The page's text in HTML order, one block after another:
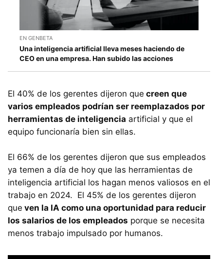
EN GENBETA
Una inteligencia artificial lleva meses haciendo de
CEO en una empresa. Han subido las acciones
El 40% de los gerentes dijeron que creen que
varios empleados podrían ser reemplazados por
herramientas de inteligencia artificial y que el
equipo funcionaría bien sin ellas.
El 66% de los gerentes dijeron que sus empleados
ya temen a día de hoy que las herramientas de
inteligencia artificial los hagan menos valiosos en el
trabajo en 2024. El 45% de los gerentes dijeron
que ven la IA como una oportunidad para reducir
los salarios de los empleados porque se necesita
menos trabajo impulsado por humanos.